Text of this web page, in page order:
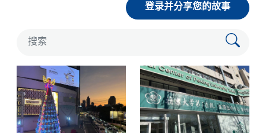
登录并分享您的故事